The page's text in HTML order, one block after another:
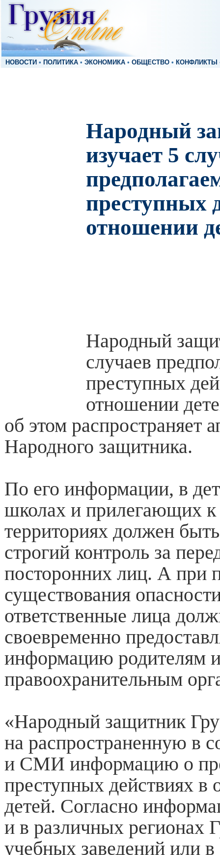
НОВОСТИ • ПОЛИТИКА • ЭКОНОМИКА • ОБЩЕСТВО • КОНФЛИКТЫ
Народный
изучает 5
преступных
отношении
Народный
случаев
преступных
отношении
об этом распространяет
Народного защитника.
По его информации, в
школах и прилегающих
территориях должен
строгий контроль за
посторонних лиц. А при
существования
ответственные лица
своевременно
информацию родителям
правоохранительным
«Народный защитник
на распространенную в
и СМИ информацию о
преступных действиях в
детей. Согласно
и в различных регионах
учебных заведений или